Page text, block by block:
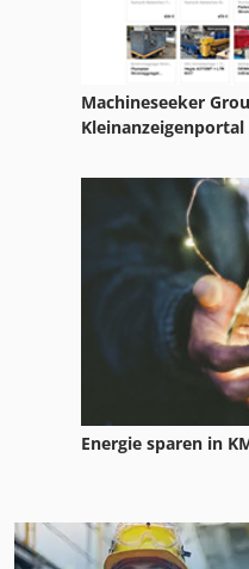
Machineseeker
Energie sparen in